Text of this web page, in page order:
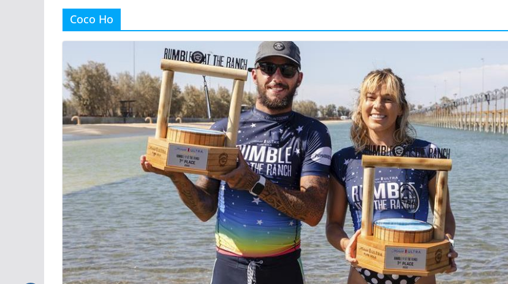
Coco Ho